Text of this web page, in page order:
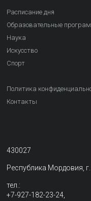
Расписание дня
Образовательные
Наука
Искусство
Спорт
Политика
Контакты
430027
Республика Мордовия,
тел.:
+7-927-182-23-24,